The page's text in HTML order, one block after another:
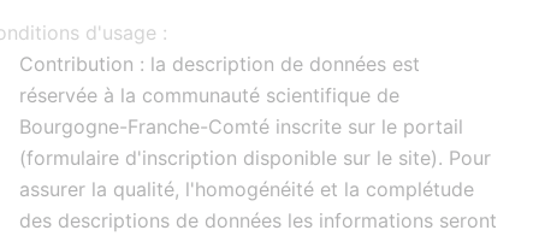
d'usage :
Contribution : la description de données est
réservée à la communauté scientifique de
Bourgogne-Franche-Comté inscrite sur le portail
(formulaire d'inscription disponible sur le site). Pour
assurer la qualité, l'homogénéité et la complétude
des descriptions de données les informations seront